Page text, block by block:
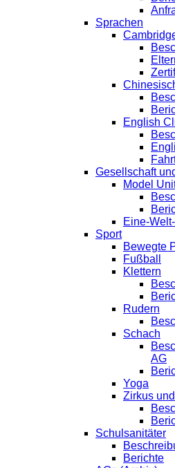
Sprachen
English
Gesellschaft
Model
Eine-
Sport
Bewegte
Fußball
Klettern
Rudern
Schach
AG
Yoga
Zirkus
Schulsanitäter
Berichte